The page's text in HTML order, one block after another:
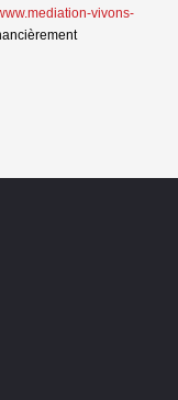
vivons-